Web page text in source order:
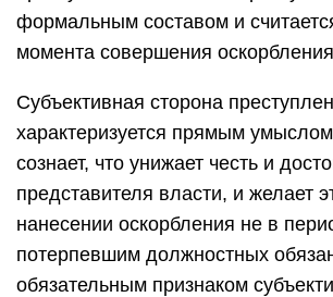
формальным составом и
момента совершения
Субъективная сторона
характеризуется прямым
сознает, что унижает честь и
представителя власти, и желает
нанесении оскорбления не в
потерпевшим должностных
обязательным признаком